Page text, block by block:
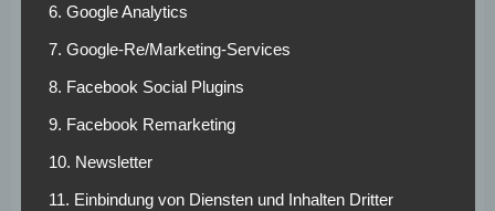
„Wäre das eine andere Borussia, hätte er
einen Nackenklatscher bekommen.“
Apropos Louis: Podolski Junior hält es nicht mit dem 1. FC
Köln seines Vaters, sondern mit dem befreundeten Klub
6. Google Analytics
7. Google-Re/Marketing-Services
8. Facebook Social Plugins
9. Facebook Remarketing
10. Newsletter
11. Einbindung von Diensten und Inhalten Dritter